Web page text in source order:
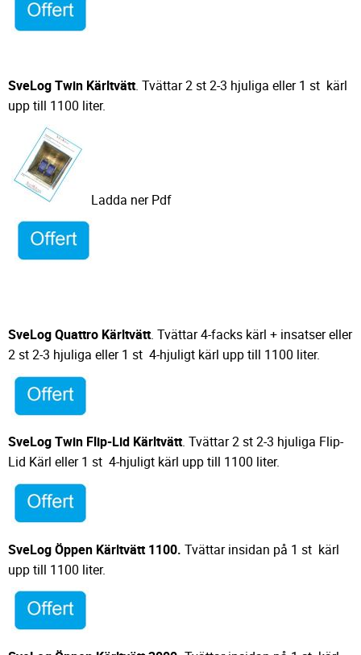
SveLog Twin Kärltvätt. Tvättar 2 st 2-3 hjuliga eller 1 st kärl
upp till 1100 liter.
Ladda ner Pdf
SveLog Quattro Kärltvätt. Tvättar 4-facks kärl + insatser eller
2 st 2-3 hjuliga eller 1 st 4-hjuligt kärl upp till 1100 liter.
SveLog Twin Flip-Lid Kärltvätt. Tvättar 2 st 2-3 hjuliga Flip-
Lid Kärl eller 1 st 4-hjuligt kärl upp till 1100 liter.
SveLog Öppen Kärltvätt 1100. Tvättar insidan på 1 st kärl
upp till 1100 liter.